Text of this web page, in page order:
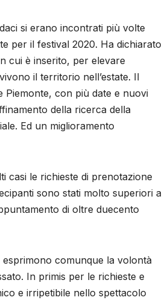
si erano incontrati più volte
per il festival 2020. Ha dichiarato
cui è inserito, per elevare
il territorio nell’estate. Il
Piemonte, con più date e nuovi
della ricerca della
Ed un miglioramento
casi le richieste di prenotazione
sono stati molto superiori a
di oltre duecento
esprimono comunque la volontà
In primis per le richieste e
e irripetibile nello spettacolo